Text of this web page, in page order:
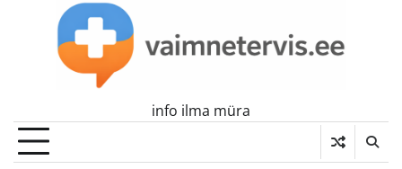
info ilma müra